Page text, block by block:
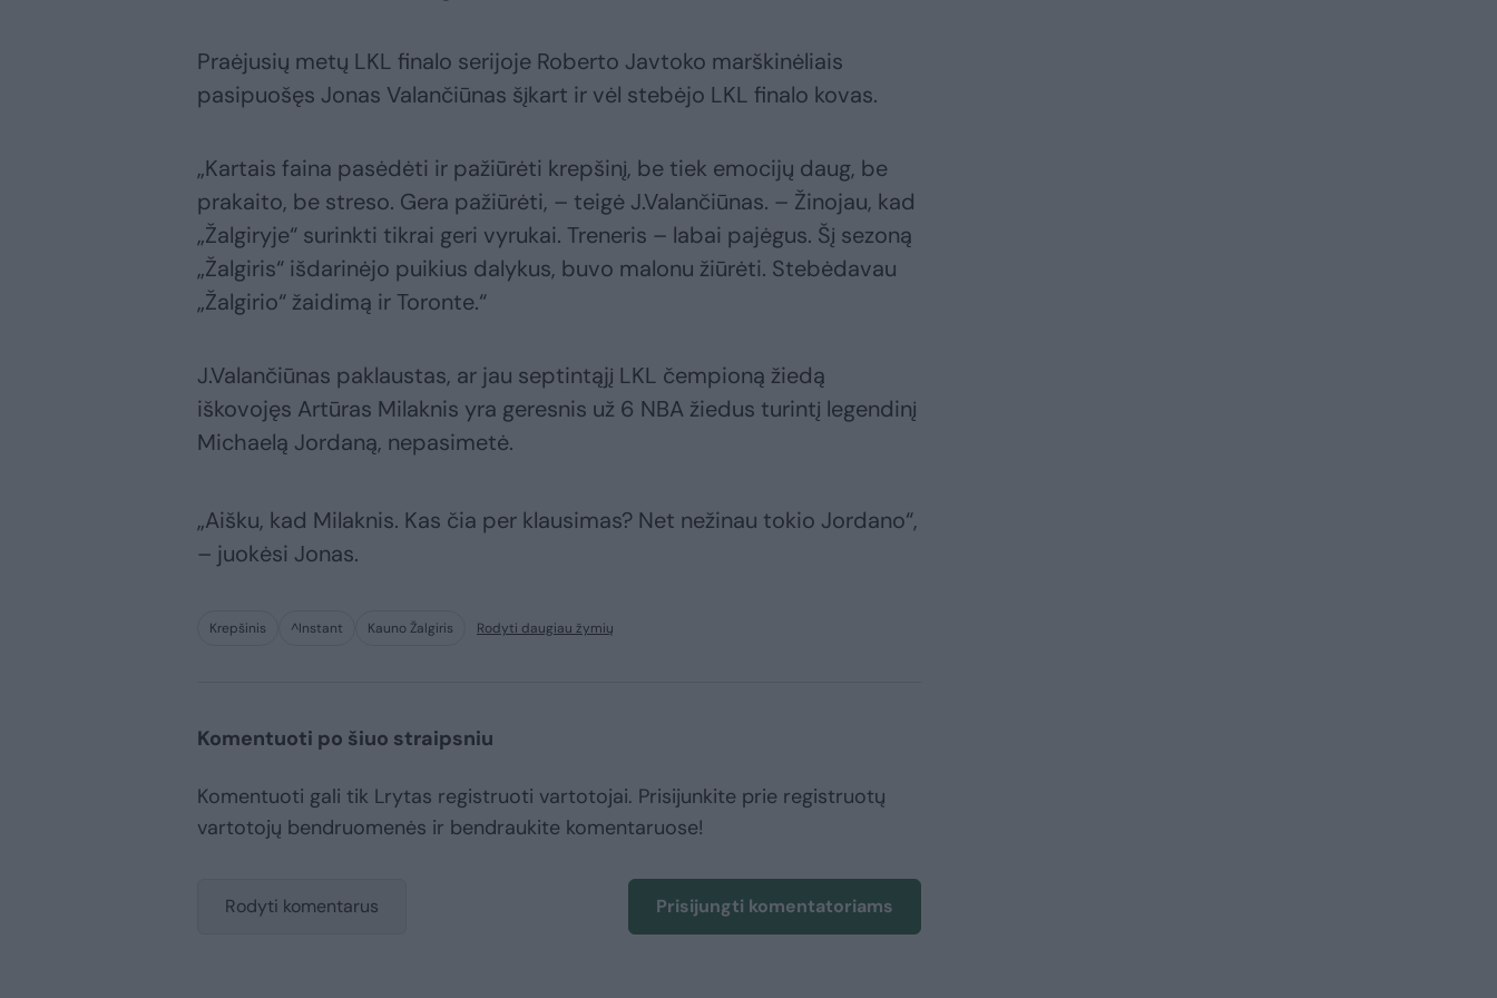
Praėjusių metų LKL finalo serijoje Roberto Javtoko marškinėliais
pasipuošęs Jonas Valančiūnas šįkart ir vėl stebėjo LKL finalo kovas.
„Kartais faina pasėdėti ir pažiūrėti krepšinį, be tiek emocijų daug, be
prakaito, be streso. Gera pažiūrėti, – teigė J.Valančiūnas. – Žinojau, kad
„Žalgiryje“ surinkti tikrai geri vyrukai. Treneris – labai pajėgus. Šį sezoną
„Žalgiris“ išdarinėjo puikius dalykus, buvo malonu žiūrėti. Stebėdavau
„Žalgirio“ žaidimą ir Toronte.“
J.Valančiūnas paklaustas, ar jau septintąjį LKL čempioną žiedą
iškovojęs Artūras Milaknis yra geresnis už 6 NBA žiedus turintį legendinį
Michaelą Jordaną, nepasimetė.
„Aišku, kad Milaknis. Kas čia per klausimas? Net nežinau tokio Jordano“,
– juokėsi Jonas.
Krepšinis ^Instant Kauno Žalgiris Rodyti daugiau žymių
Komentuoti po šiuo straipsniu
Komentuoti gali tik Lrytas registruoti vartotojai. Prisijunkite prie registruotų
vartotojų bendruomenės ir bendraukite komentaruose!
Rodyti komentarus Prisijungti komentatoriams